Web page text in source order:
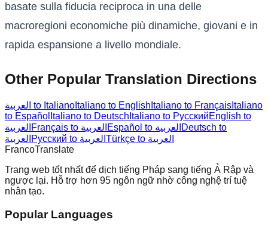
basate sulla fiducia reciproca in una delle
macroregioni economiche più dinamiche, giovani e in
rapida espansione a livello mondiale.
Other Popular Translation Directions
العربية to Italiano Italiano to English Italiano to Français Italiano
to Español Italiano to Deutsch Italiano to РусскийEnglish to
العربية
Français to العربية Español to العربية Deutsch to
العربية
Русский to العربية
Türkçe to العربية
FrancoTranslate
Trang web tốt nhất để dịch tiếng Pháp sang tiếng Ả Rập và
ngược lại. Hỗ trợ hơn 95 ngôn ngữ nhờ công nghệ trí tuệ
nhân tạo.
Popular Languages